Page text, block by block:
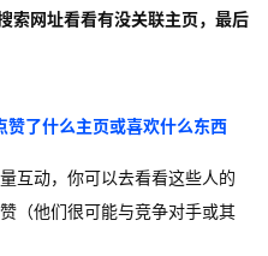
索网址看看有没关联主页，最后
了什么主页或喜欢什么东西
互动，你可以去看看这些人的
（他们很可能与竞争对手或其